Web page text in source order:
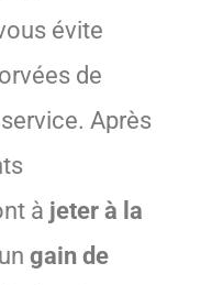
évite
de
Après
à jeter à la
gain de